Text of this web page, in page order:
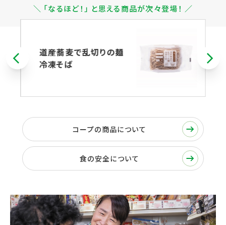
＼ 「なるほど！」 と思える商品が次々登場！ ／
道産蕎麦で乱切りの麺
冷凍そば
コープの商品について
食の安全について